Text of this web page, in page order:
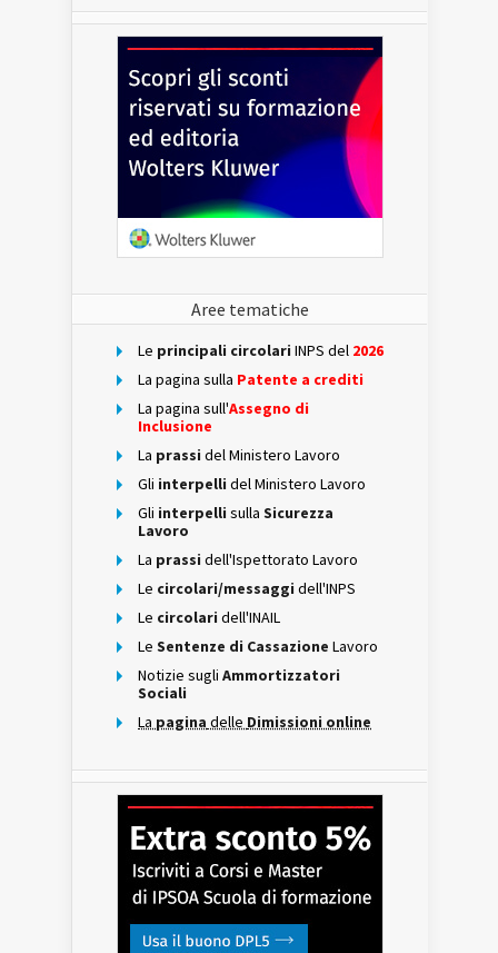
Aree tematiche
Le principali circolari INPS del 2026
La pagina sulla Patente a crediti
La pagina sull'Assegno di
Inclusione
La prassi del Ministero Lavoro
Gli interpelli del Ministero Lavoro
Gli interpelli sulla Sicurezza
Lavoro
La prassi dell'Ispettorato Lavoro
Le circolari/messaggi dell'INPS
Le circolari dell'INAIL
Le Sentenze di Cassazione Lavoro
Notizie sugli Ammortizzatori
Sociali
La pagina delle Dimissioni online